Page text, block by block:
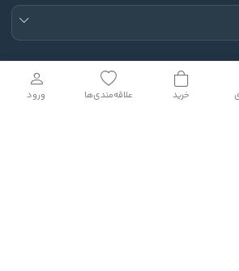
ورود علاقه‌مندی‌ها خرید